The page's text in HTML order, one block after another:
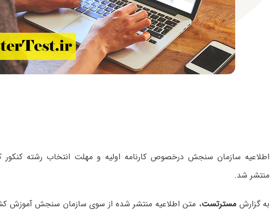
منتشر شد.
به گزارش مسترتست، متن اطلاعیه منتشر شده از سوی سازمان سنجش آموزش